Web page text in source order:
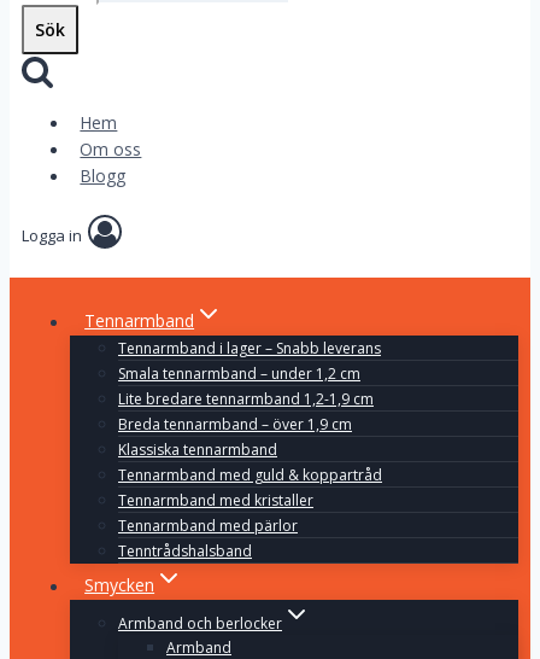
Sök
Hem
Om oss
Blogg
Logga in
Tennarmband
Tennarmband i lager – Snabb leverans
Smala tennarmband – under 1,2 cm
Lite bredare tennarmband 1,2-1,9 cm
Breda tennarmband – över 1,9 cm
Klassiska tennarmband
Tennarmband med guld & koppartråd
Tennarmband med kristaller
Tennarmband med pärlor
Tenntrådshalsband
Smycken
Armband och berlocker
Armband